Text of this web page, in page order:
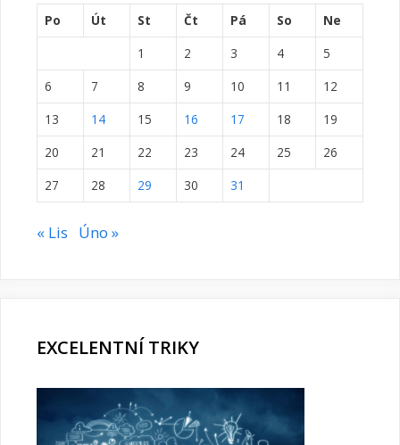
Po
Út St Čt Pá So
Ne
1
2 3 4
5
6
7 8 9 10 11
12
13
14 15 16 17 18
19
20
21 22 23 24 25
26
27
28 29 30 31
« Lis Úno »
EXCELENTNÍ TRIKY